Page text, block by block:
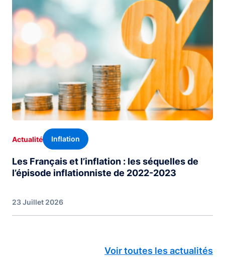
Actualité Inflation
Les Français et l’inflation : les séquelles de
l’épisode inflationniste de 2022-2023
23 Juillet 2026
Voir toutes les actualités